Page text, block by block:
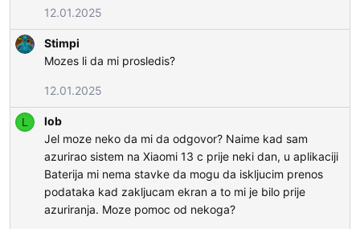
12.01.2025
Stimpi
Mozes li da mi prosledis?
12.01.2025
L
lob
Jel moze neko da mi da odgovor? Naime kad sam
azurirao sistem na Xiaomi 13 c prije neki dan, u aplikaciji
Baterija mi nema stavke da mogu da iskljucim prenos
podataka kad zakljucam ekran a to mi je bilo prije
azuriranja. Moze pomoc od nekoga?